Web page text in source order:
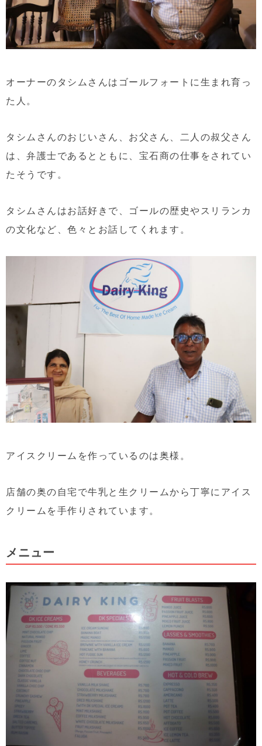
オーナーのタシムさんはゴールフォートに生まれ育っ
た人。
タシムさんのおじいさん、お父さん、二人の叔父さん
は、弁護士であるとともに、宝石商の仕事をされてい
たそうです。
タシムさんはお話好きで、ゴールの歴史やスリランカ
の文化など、色々とお話してくれます。
アイスクリームを作っているのは奥様。
店舗の奥の自宅で牛乳と生クリームから丁寧にアイス
クリームを手作りされています。
メニュー